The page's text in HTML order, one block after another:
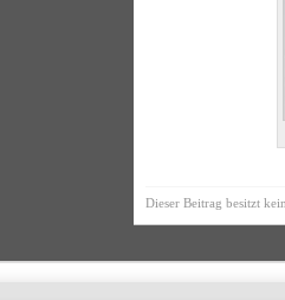
Dieser Beitrag besitzt